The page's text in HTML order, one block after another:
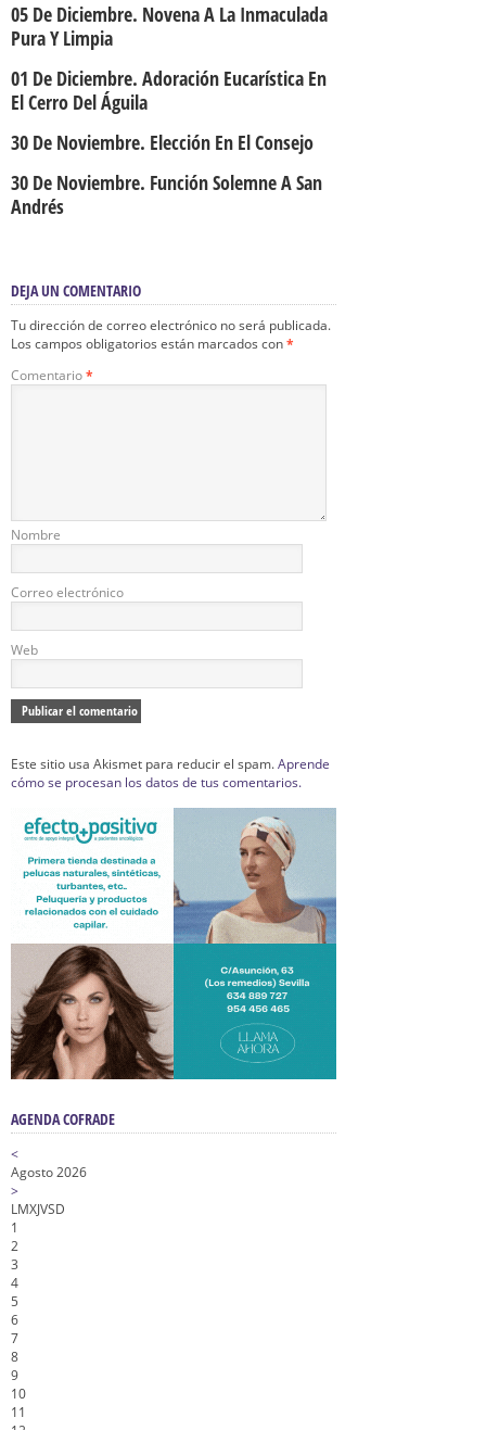
05 De Diciembre. Novena A La Inmaculada
Pura Y Limpia
01 De Diciembre. Adoración Eucarística En
El Cerro Del Águila
30 De Noviembre. Elección En El Consejo
30 De Noviembre. Función Solemne A San
Andrés
DEJA UN COMENTARIO
Tu dirección de correo electrónico no será publicada.
Los campos obligatorios están marcados con*
Comentario*
Nombre
Correo electrónico
Web
Este sitio usa Akismet para reducir el spam.Aprende
cómo se procesan los datos de tus comentarios.
AGENDA COFRADE
<
Agosto 2026
>
LMXJVSD
1
2
3
4
5
6
7
8
9
10
11